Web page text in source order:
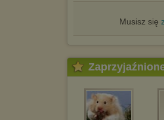
Musisz się